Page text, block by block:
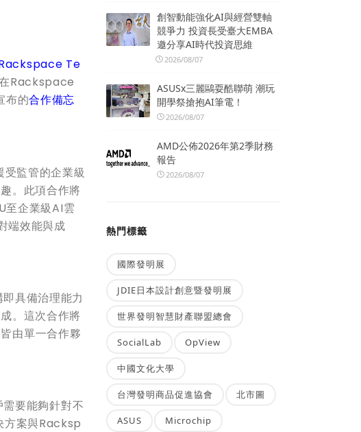
Te
Rackspace
布的合作備忘
監管的企業級
。此項合作將
企業級AI雲
端效能與成
具備治理能力
。這次合作將
由單一合作夥
要能夠針對不
方案與Racksp
創智動能強化AI與經營雙軸
競爭力 投資長受臺大EMBA
邀分享AI時代投資思維
2026/08/07
ASUSx三麗鷗耍酷聯萌 潮玩
開學祭搶抱AI筆電！
2026/08/07
AMD公佈2026年第2季財務
報告
2026/08/07
熱門標籤
國際發明展
JDIE日本設計創意暨發明展
世界發明智慧財產聯盟總會
SocialLab OpView
中國文化大學
台灣發明商品促進協會 北市圖
ASUS Microchip